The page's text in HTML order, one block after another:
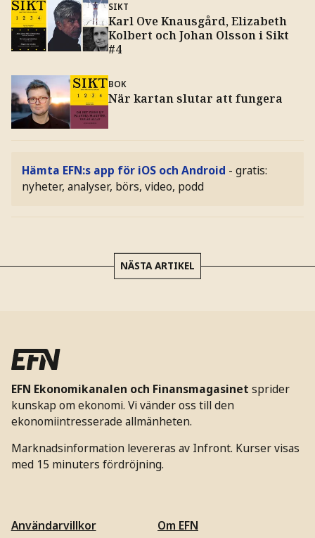
SIKT
Karl Ove Knausgård, Elizabeth
Kolbert och Johan Olsson i Sikt
#4
BOK
När kartan slutar att fungera
Hämta EFN:s app för iOS och Android - gratis:
nyheter, analyser, börs, video, podd
NÄSTA ARTIKEL
EFN Ekonomikanalen och Finansmagasinet sprider
kunskap om ekonomi. Vi vänder oss till den
ekonomiintresserade allmänheten.
Marknadsinformation levereras av Infront. Kurser visas
med 15 minuters fördröjning.
Användarvillkor
Om EFN